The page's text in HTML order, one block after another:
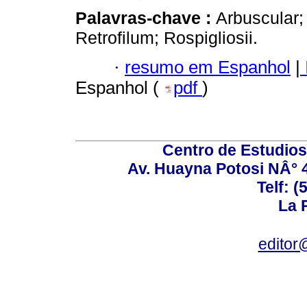
Palavras-chave :
Retrofilum; Rospigliosii.
· resumo em Espanhol |
Espanhol (
pdf )
Centro de
Av. Huayna Potosi NÂ°
Telf:
La